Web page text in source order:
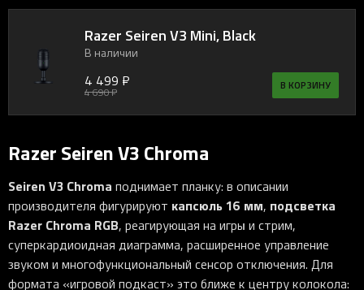
Razer Seiren V3 Mini, Black
В наличии
4 499 ₽
4 690 ₽ В КОРЗИНУ
Razer Seiren V3 Chroma
Seiren V3 Chroma поднимает планку: в описании
производителя фигурируют капсюль 16 мм, подсветка
Razer Chroma RGB, реагирующая на игры и стрим,
суперкардиоидная диаграмма, расширенное управление
звуком и многофункциональный сенсор отключения. Для
формата «игровой подкаст» это ближе к центру колокола: